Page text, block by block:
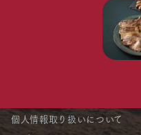
個人情報取り扱いについて